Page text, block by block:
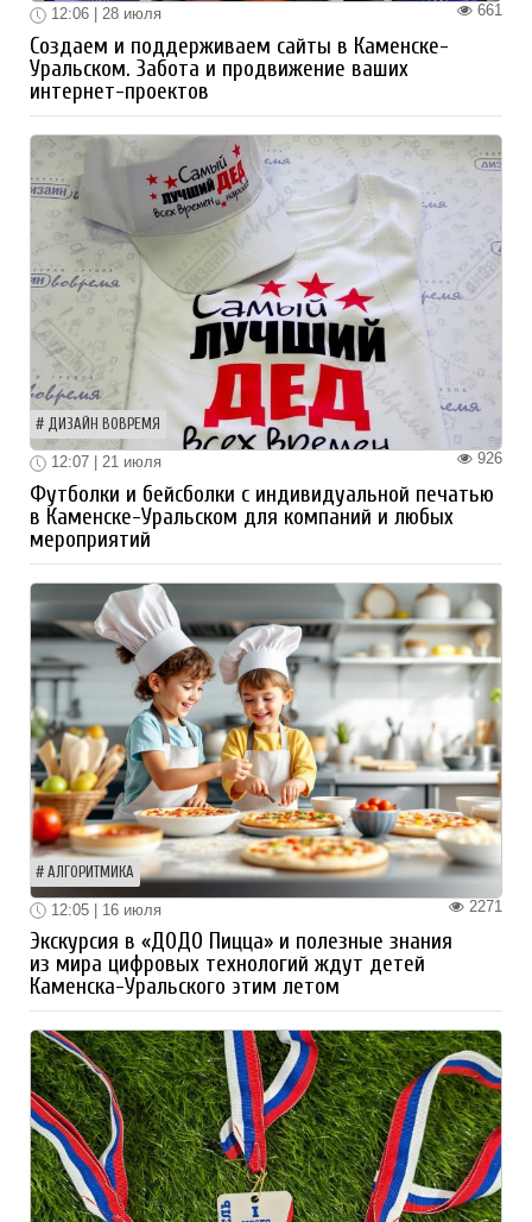
661
12:06 | 28 июля
Создаем и поддерживаем сайты в Каменске-
Уральском. Забота и продвижение ваших
интернет-проектов
ДИЗАЙН ВОВРЕМЯ
926
12:07 | 21 июля
Футболки и бейсболки с индивидуальной печатью
в Каменске-Уральском для компаний и любых
мероприятий
АЛГОРИТМИКА
2271
12:05 | 16 июля
Экскурсия в «ДОДО Пицца» и полезные знания
из мира цифровых технологий ждут детей
Каменска-Уральского этим летом